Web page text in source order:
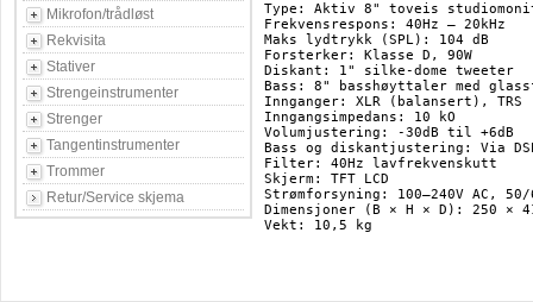
Mikrofon/trådløst
Rekvisita
Stativer
Strengeinstrumenter
Strenger
Tangentinstrumenter
Trommer
Retur/Service skjema
Type: Aktiv 8" toveis
Frekvensrespons: 40Hz – 20kHz
Maks lydtrykk (SPL): 104 dB
Forsterker: Klasse D, 90W
Diskant: 1" silke-dome tweeter
Bass: 8" basshøyttaler med
Innganger: XLR (balansert),
Inngangsimpedans: 10 kO
Volumjustering: -30dB til +6dB
Bass og diskantjustering: Via
Filter: 40Hz lavfrekvenskutt
Skjerm: TFT LCD
Strømforsyning: 100–240V AC, 50/
Dimensjoner (B × H × D): 250 ×
Vekt: 10,5 kg